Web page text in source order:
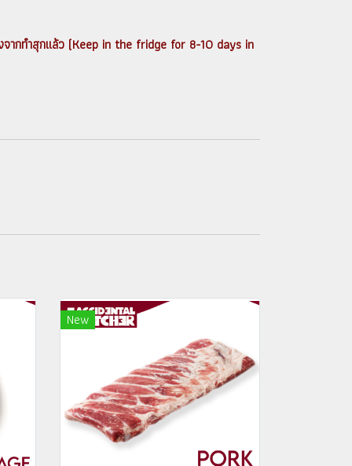
จากทำสุกแล้ว (Keep in the fridge for 8-10 days in
New